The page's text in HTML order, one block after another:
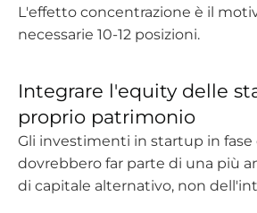
L'effetto concentrazione è il
necessarie 10-12 posizioni.
Integrare l'equity delle
proprio patrimonio
Gli investimenti in startup in fase
dovrebbero far parte di una più
di capitale alternativo, non